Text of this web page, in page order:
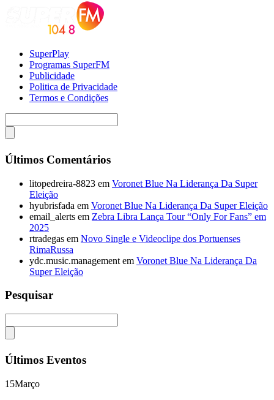
SuperPlay
Programas SuperFM
Publicidade
Politica de Privacidade
Termos e Condições
Últimos Comentários
litopedreira-8823 em Voronet Blue Na Liderança Da Super
Eleição
hyubrisfada em Voronet Blue Na Liderança Da Super Eleição
email_alerts em Zebra Libra Lança Tour “Only For Fans” em
2025
rtradegas em Novo Single e Videoclipe dos Portuenses
RimaRussa
ydc.music.management em Voronet Blue Na Liderança Da
Super Eleição
Pesquisar
Últimos Eventos
15Março